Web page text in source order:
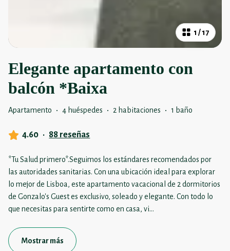
1 /17
Elegante apartamento con
balcón *Baixa
Apartamento · 4 huéspedes · 2 habitaciones · 1 baño
4.60 · 88 reseñas
*Tu Salud primero*.Seguimos los estándares recomendados por
las autoridades sanitarias. Con una ubicación ideal para explorar
lo mejor de Lisboa, este apartamento vacacional de 2 dormitorios
de Gonzalo's Guest es exclusivo, soleado y elegante. Con todo lo
que necesitas para sentirte como en casa, vi...
Mostrar más